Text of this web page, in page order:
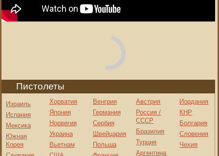
Мексика
Южная
Корея
Словакия
ЮАР
Черногория
Норвегия
Украина
Вьетнам
США
Великобритания
Финляндия
Германия
Сербия
Польша
Франция
Бельгия
Италия
Турция
Аргентина
Канада
ОАЭ
Болгария
Чехия